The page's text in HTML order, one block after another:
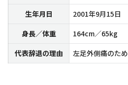
生年月日
2001年9月15日
身長／体重
164cm／65kg
代表辞退の理由
左足外側痛のため